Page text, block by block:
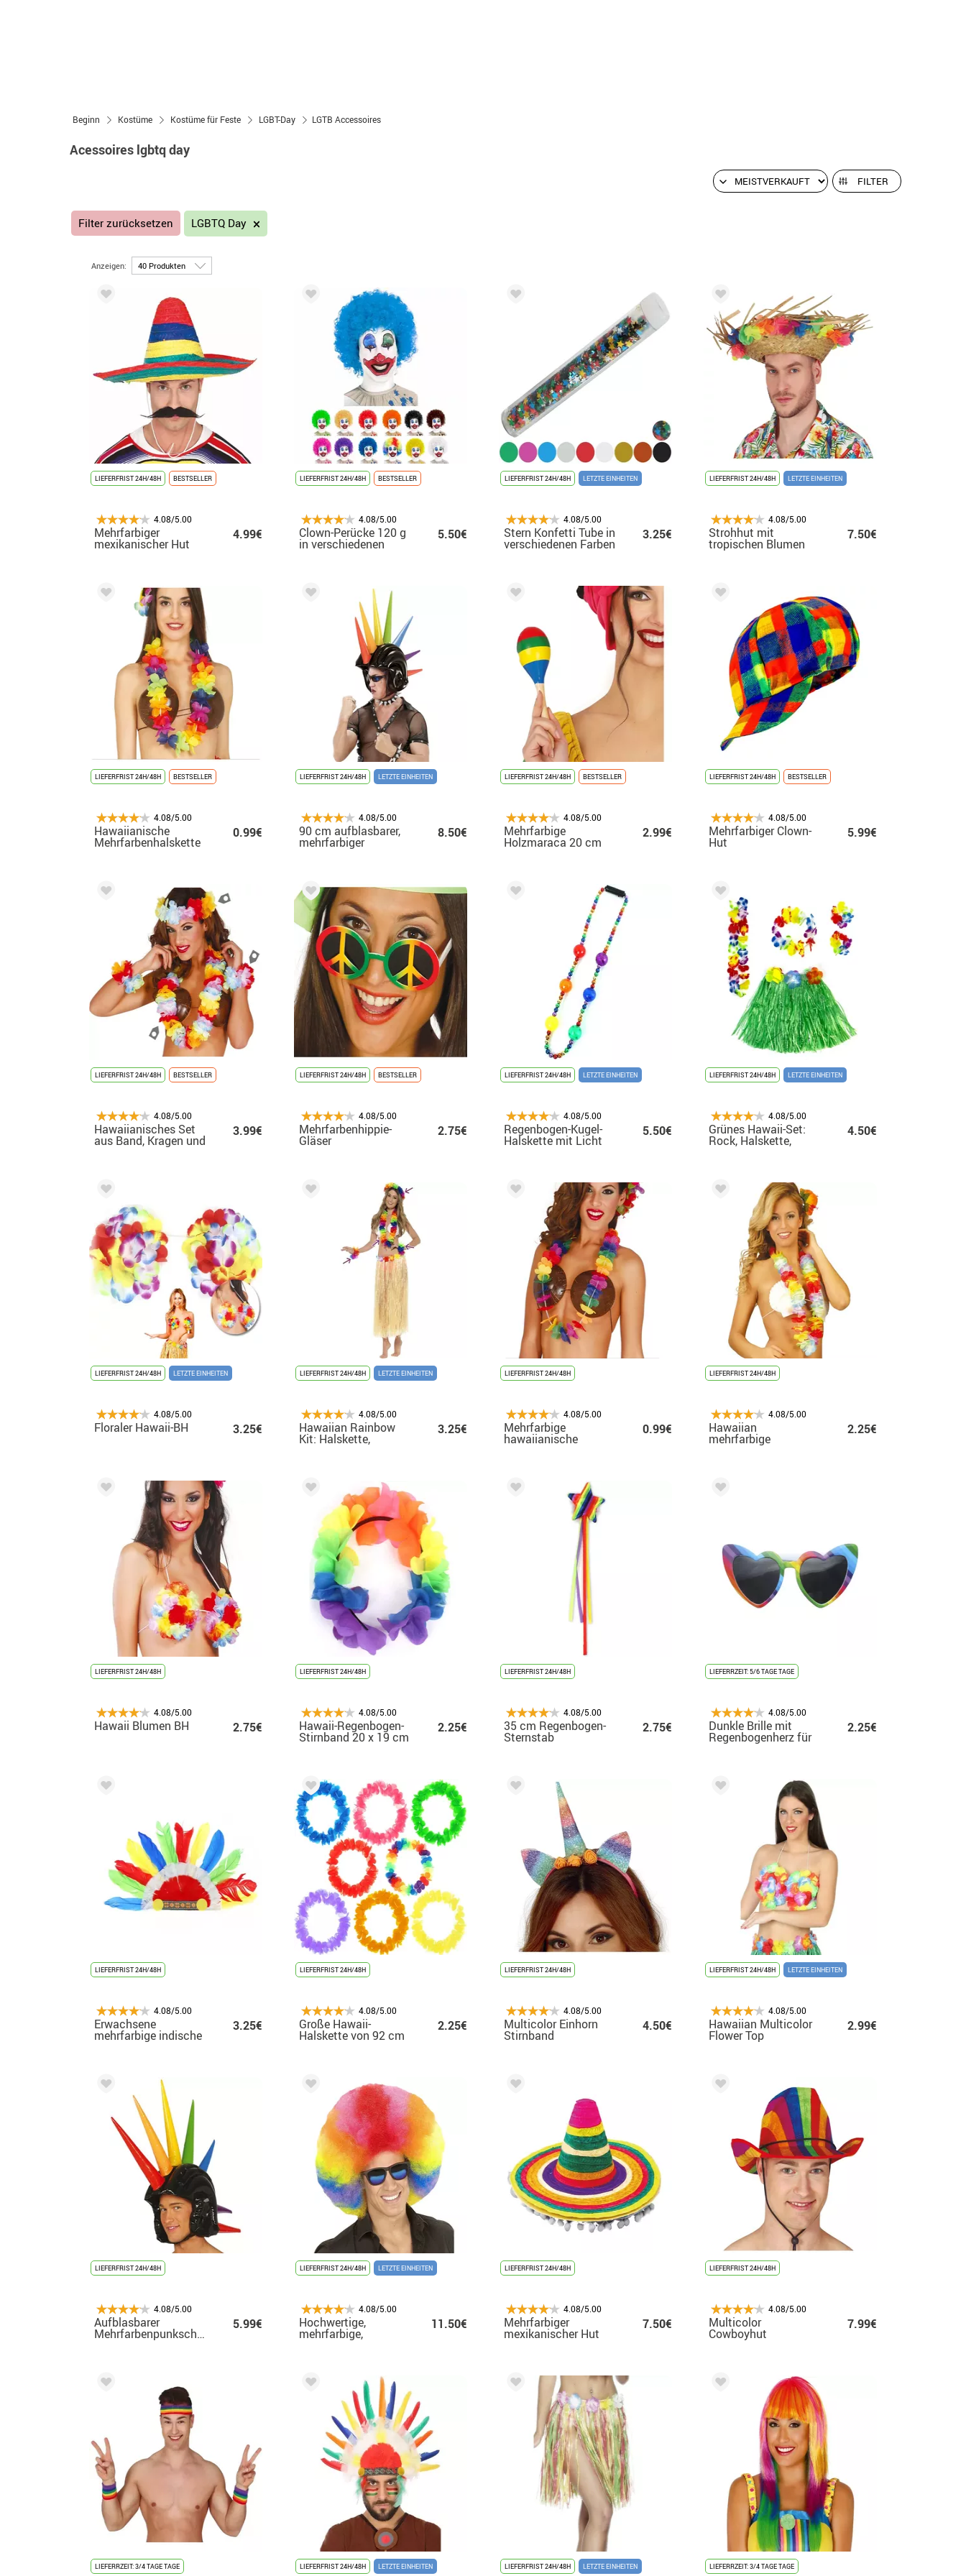
Beginn Kostüme Kostüme für Feste LGBT-Day LGTB Accessoires
Acessoires lgbtq day
FILTER
Filter zurücksetzen LGBTQ Day
Anzeigen:
LIEFERFRIST 24H/48H BESTSELLER
4.08/5.00
Mehrfarbiger
mexikanischer Hut
4.99€
LIEFERFRIST 24H/48H BESTSELLER
4.08/5.00
Clown-Perücke 120 g
in verschiedenen
5.50€
LIEFERFRIST 24H/48H LETZTE EINHEITEN
4.08/5.00
Stern Konfetti Tube in
verschiedenen Farben
3.25€
LIEFERFRIST 24H/48H LETZTE EINHEITEN
4.08/5.00
Strohhut mit
tropischen Blumen
7.50€
LIEFERFRIST 24H/48H BESTSELLER
4.08/5.00
Hawaiianische
Mehrfarbenhalskette
0.99€
LIEFERFRIST 24H/48H LETZTE EINHEITEN
4.08/5.00
90 cm aufblasbarer,
mehrfarbiger
Stachelhelm
8.50€
LIEFERFRIST 24H/48H BESTSELLER
4.08/5.00
Mehrfarbige
Holzmaraca 20 cm
2.99€
LIEFERFRIST 24H/48H BESTSELLER
4.08/5.00
Mehrfarbiger Clown-
Hut
5.99€
LIEFERFRIST 24H/48H BESTSELLER
4.08/5.00
Hawaiianisches Set
aus Band, Kragen und
Armbändern
3.99€
LIEFERFRIST 24H/48H BESTSELLER
4.08/5.00
Mehrfarbenhippie-
Gläser
2.75€
LIEFERFRIST 24H/48H LETZTE EINHEITEN
4.08/5.00
Regenbogen-Kugel-
Halskette mit Licht
5.50€
LIEFERFRIST 24H/48H LETZTE EINHEITEN
4.08/5.00
Grünes Hawaii-Set:
Rock, Halskette,
Armbänder und
4.50€
LIEFERFRIST 24H/48H LETZTE EINHEITEN
4.08/5.00
Floraler Hawaii-BH 3.25€
LIEFERFRIST 24H/48H LETZTE EINHEITEN
4.08/5.00
Hawaiian Rainbow
Kit: Halskette,
Stirnband und
3.25€
LIEFERFRIST 24H/48H
4.08/5.00
Mehrfarbige
hawaiianische
0.99€
LIEFERFRIST 24H/48H
4.08/5.00
Hawaiian
mehrfarbige
Stoffkette
2.25€
LIEFERFRIST 24H/48H
4.08/5.00
Hawaii Blumen BH 2.75€
LIEFERFRIST 24H/48H
4.08/5.00
Hawaii-Regenbogen-
Stirnband 20 x 19 cm
2.25€
LIEFERFRIST 24H/48H
4.08/5.00
35 cm Regenbogen-
Sternstab
2.75€
LIEFERRZEIT: 5/6 TAGE TAGE
4.08/5.00
Dunkle Brille mit
Regenbogenherz für
Erwachsene
2.25€
LIEFERFRIST 24H/48H
4.08/5.00
Erwachsene
mehrfarbige indische
Krone oder Feder
3.25€
LIEFERFRIST 24H/48H
4.08/5.00
Große Hawaii-
Halskette von 92 cm
2.25€
LIEFERFRIST 24H/48H
4.08/5.00
Multicolor Einhorn
Stirnband
4.50€
LIEFERFRIST 24H/48H LETZTE EINHEITEN
4.08/5.00
Hawaiian Multicolor
Flower Top
2.99€
LIEFERFRIST 24H/48H
4.08/5.00
Aufblasbarer
Mehrfarbenpunkscheitel
5.99€
LIEFERFRIST 24H/48H LETZTE EINHEITEN
4.08/5.00
Hochwertige,
mehrfarbige,
übergroße Afro-
11.50€
LIEFERFRIST 24H/48H
4.08/5.00
Mehrfarbiger
mexikanischer Hut
7.50€
LIEFERFRIST 24H/48H
4.08/5.00
Multicolor
Cowboyhut
7.99€
LIEFERRZEIT: 3/4 TAGE TAGE LIEFERFRIST 24H/48H LETZTE EINHEITEN LIEFERFRIST 24H/48H LETZTE EINHEITEN LIEFERRZEIT: 3/4 TAGE TAGE